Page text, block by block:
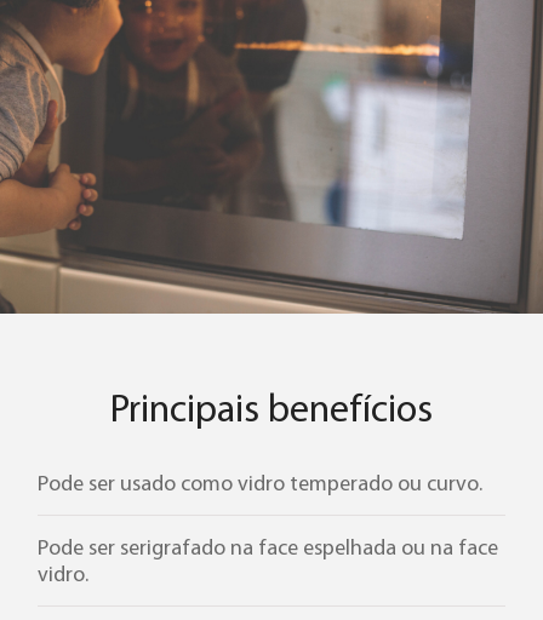
Cebrace Reflex
Cebrace Reflecta
Cebrace Extra Clear
Cebrace Extra Grosso
Cebrace Reflecta
Cebrace Thermo Vision
Cebrace Planitherm
Cebrace Atmos
Principais benefícios
Pode ser usado como vidro temperado ou curvo.
Pode ser serigrafado na face espelhada ou na face
vidro.